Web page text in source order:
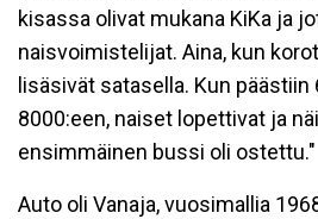
kisassa olivat mukana KiKa ja
naisvoimistelijat. Aina, kun
lisäsivät satasella. Kun
8000:een, naiset lopettivat ja
ensimmäinen bussi oli ostettu."
Auto oli Vanaja, vuosimallia